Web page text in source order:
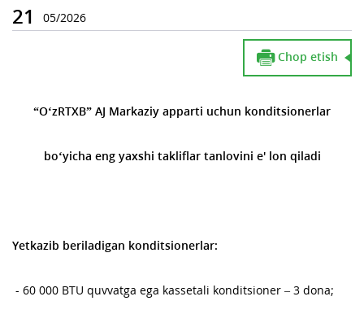
21 05/2026
Chop etish
“O‘zRTXB” AJ Markaziy apparti uchun konditsionerlar
bo‘yicha eng yaxshi takliflar tanlovini e' lon qiladi
Yetkazib beriladigan konditsionerlar:
- 60 000 BTU quvvatga ega kassetali konditsioner – 3 dona;